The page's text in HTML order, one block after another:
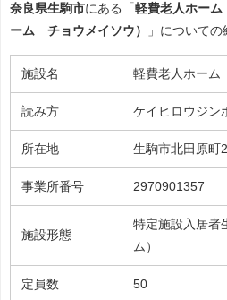
奈良県生駒市にある「 軽費老人ホー
ーム チョウメイソウ）
」についての
施設名 軽費老人ホー
読み方 ケイヒロウジ
所在地 生駒市北田原町
事業所番号 2970901357
施設形態
特定施設入居者
ム）
定員数 50